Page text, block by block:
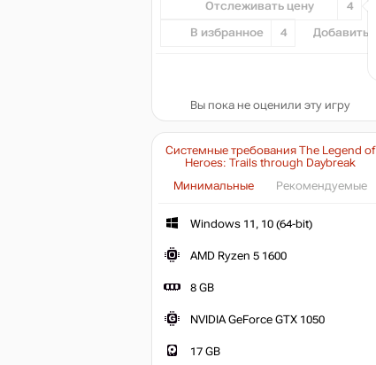
Отслеживать цену 4
В избранное 4 Добавить...
Вы пока не оценили эту игру
Системные требования The Legend of
Heroes: Trails through Daybreak
Минимальные
Рекомендуемые
Windows 11, 10 (64-bit)
AMD Ryzen 5 1600
8 GB
NVIDIA GeForce GTX 1050
17 GB